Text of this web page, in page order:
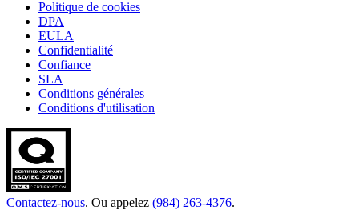
Politique de cookies
DPA
EULA
Confidentialité
Confiance
SLA
Conditions générales
Conditions d'utilisation
Contactez-nous. Ou appelez (984) 263-4376.